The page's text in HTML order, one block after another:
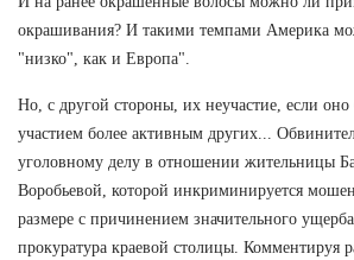
окрашивания? И такими темпами Америка
"низко", как и Европа".
Но, с другой стороны, их неучастие, если оно
участием более активным других...
уголовному делу в отношении жительницы
Воробьевой, которой инкриминируется
размере с причинением значительного
прокуратура краевой столицы. Комментируя